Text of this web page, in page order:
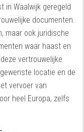
in Waalwijk geregeld
documenten.
maar ook juridische
waar haast en
vertrouwelijke
locatie en de
vervoer van
heel Europa, zelfs